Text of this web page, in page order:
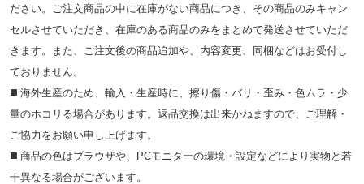
ださい。ご注文商品の中に在庫がない商品につき、その商品のみキャン
セルさせていただき、在庫のある商品のみをまとめて発送させていただ
きます。また、ご注文後の商品追加や、内容変更、同梱などはお受付し
ておりません。
◼️ 海外⽣産のため、輸⼊・⽣産時に、擦り傷・バリ・歪み・色ムラ・少
量のホコリる場合があります。返品交換は出来かねますので、ご理解・
ご協⼒をお願い申し上げます。
◼️ 商品の⾊はブラウザや、PCモニターの環境・設定などにより実物と若
⼲異なる場合がございます。